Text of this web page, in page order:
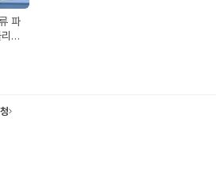
파
어